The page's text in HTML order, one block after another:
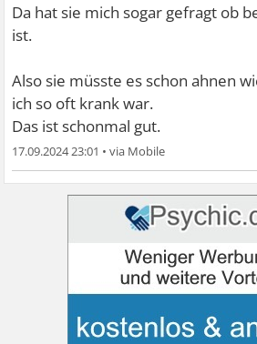
Da hat sie mich sogar gefragt ob
ist.
Also sie müsste es schon ahnen
ich so oft krank war.
Das ist schonmal gut.
17.09.2024 23:01 •